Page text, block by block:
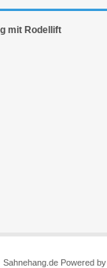
mit Rodellift
Sahnehang.de Powered by